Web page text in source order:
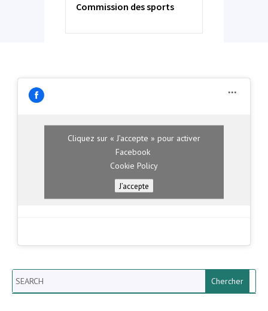
Commission des sports
Cliquez sur « J’accepte » pour activer
Facebook
Cookie Policy
J’accepte
Search